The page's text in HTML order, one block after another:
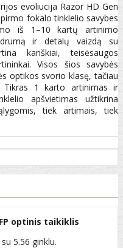
evoliucija Razor HD Gen
fokalo tinklelio savybes
iš 1–10 kartų artinimo
ir detalų vaizdą su
kariškiai, teisėsaugos
Visos šios savybės
optikos svorio klasę, tačiau
Tikras 1 karto artinimas ir
apšvietimas užtikrina
tiek artimais, tiek
optinis taikiklis
5.56 ginklu.